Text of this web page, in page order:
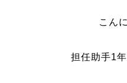
こん
担任助手1